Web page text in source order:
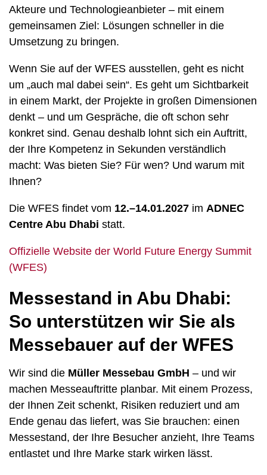
Akteure und Technologieanbieter – mit einem
gemeinsamen Ziel: Lösungen schneller in die
Umsetzung zu bringen.
Wenn Sie auf der WFES ausstellen, geht es nicht
um „auch mal dabei sein“. Es geht um Sichtbarkeit
in einem Markt, der Projekte in großen Dimensionen
denkt – und um Gespräche, die oft schon sehr
konkret sind. Genau deshalb lohnt sich ein Auftritt,
der Ihre Kompetenz in Sekunden verständlich
macht: Was bieten Sie? Für wen? Und warum mit
Ihnen?
Die WFES findet vom 12.–14.01.2027 im ADNEC
Centre Abu Dhabi statt.
Offizielle Website der World Future Energy Summit
(WFES)
Messestand in Abu Dhabi:
So unterstützen wir Sie als
Messebauer auf der WFES
Wir sind die Müller Messebau GmbH – und wir
machen Messeauftritte planbar. Mit einem Prozess,
der Ihnen Zeit schenkt, Risiken reduziert und am
Ende genau das liefert, was Sie brauchen: einen
Messestand, der Ihre Besucher anzieht, Ihre Teams
entlastet und Ihre Marke stark wirken lässt.